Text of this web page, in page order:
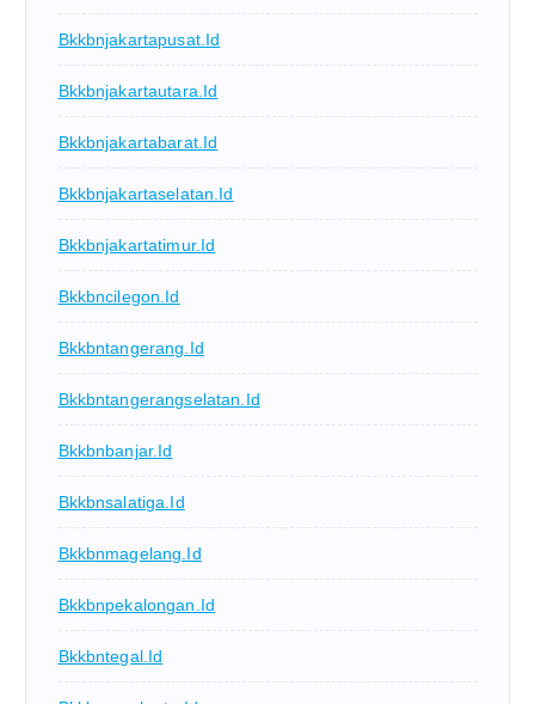
Bkkbnjakartapusat.id
Bkkbnjakartautara.id
Bkkbnjakartabarat.id
Bkkbnjakartaselatan.id
Bkkbnjakartatimur.id
Bkkbncilegon.id
Bkkbntangerang.id
Bkkbntangerangselatan.id
Bkkbnbanjar.id
Bkkbnsalatiga.id
Bkkbnmagelang.id
Bkkbnpekalongan.id
Bkkbntegal.id